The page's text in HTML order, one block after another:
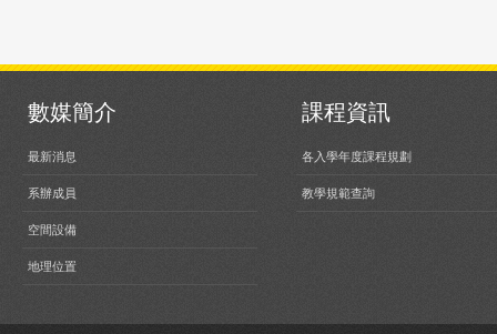
數媒簡介
最新消息
系辦成員
空間設備
地理位置
課程資訊
各入學年度課程規劃
教學規範查詢